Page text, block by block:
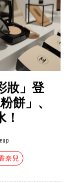
妝」登
餅」、
奈兒